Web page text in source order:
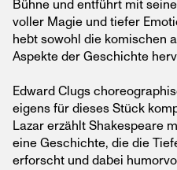
Bühne und entführt mit
voller Magie und tiefer
hebt sowohl die komischen
Aspekte der Geschichte
Edward Clugs
eigens für dieses Stück
Lazar erzählt Shakespeare
eine Geschichte, die die
erforscht und dabei